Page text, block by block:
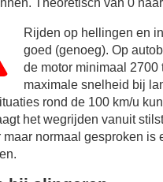
Rijden op hellingen en
goed (genoeg). Op
de motor minimaal 2700
maximale snelheid bij
rond de 100 km/u
het wegrijden vanuit
maar normaal gesproken is